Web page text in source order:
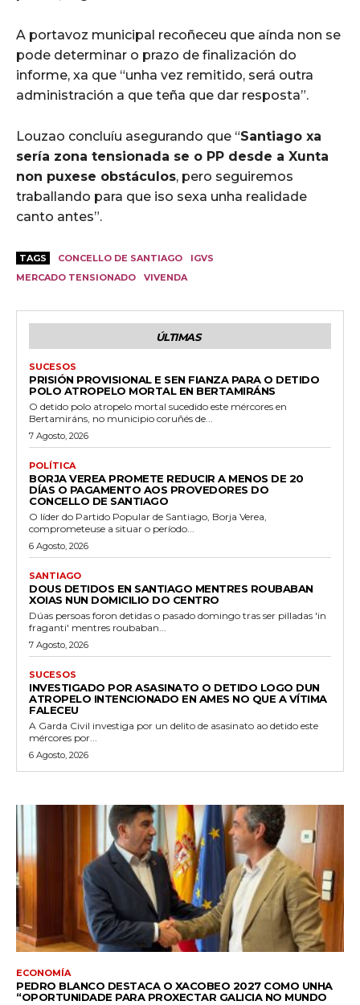
A portavoz municipal recoñeceu que aínda non se
pode determinar o prazo de finalización do
informe, xa que “unha vez remitido, será outra
administración a que teña que dar resposta”.
Louzao concluíu asegurando que “Santiago xa
sería zona tensionada se o PP desde a Xunta
non puxese obstáculos, pero seguiremos
traballando para que iso sexa unha realidade
canto antes”.
TAGS CONCELLO DE SANTIAGO
IGVS
MERCADO TENSIONADO
VIVENDA
ÚLTIMAS
SUCESOS
PRISIÓN PROVISIONAL E SEN FIANZA PARA O DETIDO
POLO ATROPELO MORTAL EN BERTAMIRÁNS
O detido polo atropelo mortal sucedido este mércores en
Bertamiráns, no municipio coruñés de...
7 Agosto, 2026
POLÍTICA
BORJA VEREA PROMETE REDUCIR A MENOS DE 20
DÍAS O PAGAMENTO AOS PROVEDORES DO
CONCELLO DE SANTIAGO
O líder do Partido Popular de Santiago, Borja Verea,
comprometeuse a situar o período...
6 Agosto, 2026
SANTIAGO
DOUS DETIDOS EN SANTIAGO MENTRES ROUBABAN
XOIAS NUN DOMICILIO DO CENTRO
Dúas persoas foron detidas o pasado domingo tras ser pilladas 'in
fraganti' mentres roubaban...
7 Agosto, 2026
SUCESOS
INVESTIGADO POR ASASINATO O DETIDO LOGO DUN
ATROPELO INTENCIONADO EN AMES NO QUE A VÍTIMA
FALECEU
A Garda Civil investiga por un delito de asasinato ao detido este
mércores por...
6 Agosto, 2026
ECONOMÍA
PEDRO BLANCO DESTACA O XACOBEO 2027 COMO UNHA
“OPORTUNIDADE PARA PROXECTAR GALICIA NO MUNDO